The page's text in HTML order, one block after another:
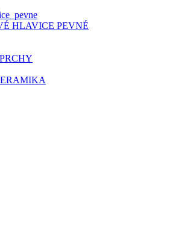
HLAVICE PEVNÉ